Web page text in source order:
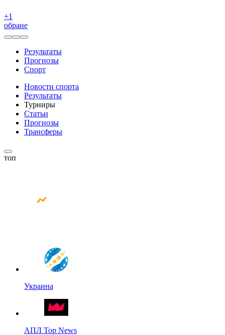
+1
обране
Результаты
Прогнозы
Спорт
Новости спорта
Результаты
Турниры
Статьи
Прогнозы
Трансферы
топ
Украина
АПЛ Top News